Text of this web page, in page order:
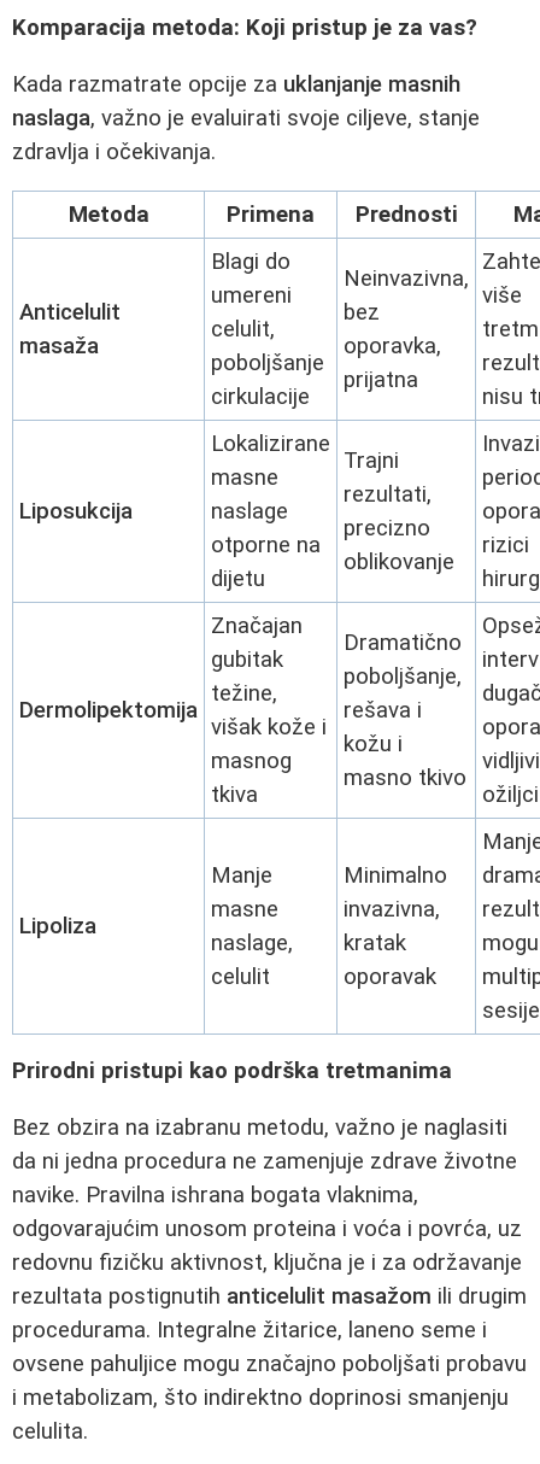
Komparacija metoda: Koji pristup je za vas?
Kada razmatrate opcije za uklanjanje masnih
naslaga, važno je evaluirati svoje ciljeve, stanje
zdravlja i očekivanja.
Metoda Primena Prednosti
Anticelulit
masaža
Blagi do
umereni
celulit,
poboljšanje
cirkulacije
Neinvazivna,
bez
oporavka,
prijatna
više
nisu
Liposukcija
Lokalizirane
masne
naslage
otporne na
dijetu
Trajni
rezultati,
precizno
oblikovanje
rizici
Dermolipektomija
Značajan
gubitak
težine,
višak kože i
masnog
tkiva
Dramatično
poboljšanje,
rešava i
kožu i
masno tkivo
vidljivi
ožiljci
Lipoliza
Manje
masne
naslage,
celulit
Minimalno
invazivna,
kratak
oporavak
sesije
Prirodni pristupi kao podrška tretmanima
Bez obzira na izabranu metodu, važno je naglasiti
da ni jedna procedura ne zamenjuje zdrave životne
navike. Pravilna ishrana bogata vlaknima,
odgovarajućim unosom proteina i voća i povrća, uz
redovnu fizičku aktivnost, ključna je i za održavanje
rezultata postignutih anticelulit masažom ili drugim
procedurama. Integralne žitarice, laneno seme i
ovsene pahuljice mogu značajno poboljšati probavu
i metabolizam, što indirektno doprinosi smanjenju
celulita.